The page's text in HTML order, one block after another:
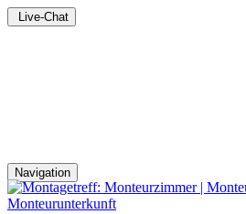
Live-Chat
Navigation